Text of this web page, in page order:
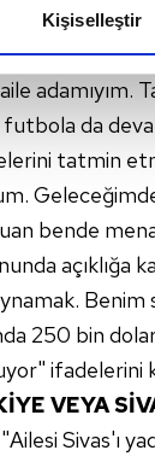
sizlere
bu
hedefli
hizmet
ve üçüncü
Bu çerezler
olup gerekli
sunulması
Diğer çerezler,
ve
Kişiselleştir
içim ellerinden
değil
adamıyım.
da
tatmin
bende
açıklığa
Benim
250 bin dolar
ifadelerini
VEYA
Sivas'ı